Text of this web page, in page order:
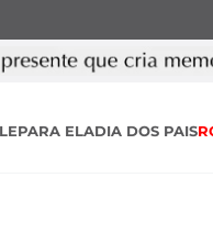
PARA ELADIA DOS PAIS